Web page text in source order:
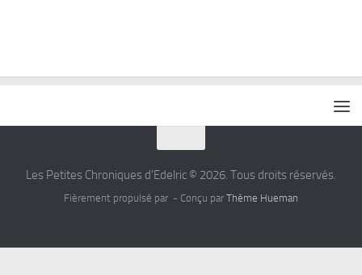
Les Petites Chroniques d'Edelric © 2026. Tous droits réservés.
Fièrement propulsé par - Conçu par Thème Hueman